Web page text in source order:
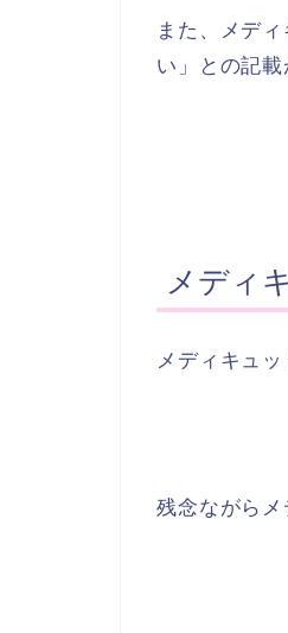
また、メデ
い」との記載
メディ
メディキュ
残念ながらメ